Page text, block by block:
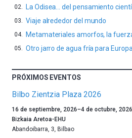
La Odisea… del pensamiento
Viaje alrededor del mundo
Metamateriales amorfos, la
Otro jarro de agua fría para Europa
PRÓXIMOS EVENTOS
Bilbo Zientzia Plaza 2026
Un
año
más,
16 de septiembre, 2026–4 de octubre, 2026
Bizkaia Aretoa-EHU
Abandoibarra, 3, Bilbao